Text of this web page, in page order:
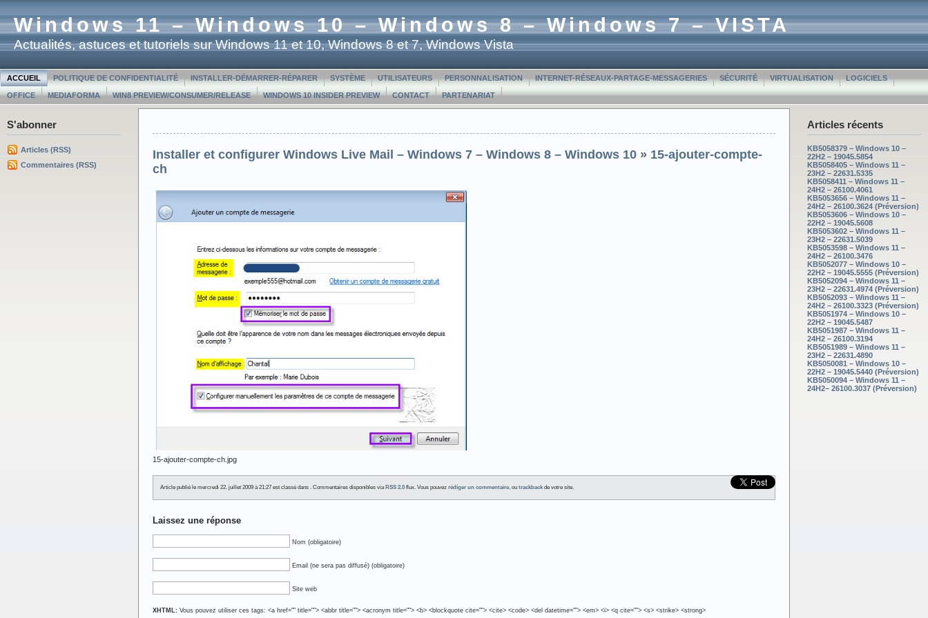
Windows 11 – Windows 10 – Windows 8 – Windows 7 – VISTA
Actualités, astuces et tutoriels sur Windows 11 et 10, Windows 8 et 7, Windows Vista
ACCUEIL POLITIQUE DE CONFIDENTIALITÉ INSTALLER-DÉMARRER-RÉPARER SYSTÈME UTILISATEURS PERSONNALISATION INTERNET-RÉSEAUX-PARTAGE-MESSAGERIES SÉCURITÉ VIRTUALISATION LOGICIELS
OFFICE MEDIAFORMA WIN8 PREVIEW/CONSUMER/RELEASE WINDOWS 10 INSIDER PREVIEW CONTACT PARTENARIAT
S'abonner
Articles (RSS)
Commentaires (RSS)
Articles récents
KB5058379 – Windows 10 –
22H2 – 19045.5854
KB5058405 – Windows 11 –
23H2 – 22631.5335
KB5058411 – Windows 11 –
24H2 – 26100.4061
KB5053656 – Windows 11 –
24H2 – 26100.3624 (Préversion)
KB5053606 – Windows 10 –
22H2 – 19045.5608
KB5053602 – Windows 11 –
23H2 – 22631.5039
KB5053598 – Windows 11 –
24H2 – 26100.3476
KB5052077 – Windows 10 –
22H2 – 19045.5555 (Préversion)
KB5052094 – Windows 11 –
23H2 – 22631.4974 (Préversion)
KB5052093 – Windows 11 –
24H2 – 26100.3323 (Préversion)
KB5051974 – Windows 10 –
22H2 – 19045.5487
KB5051987 – Windows 11 –
24H2 – 26100.3194
KB5051989 – Windows 11 –
23H2 – 22631.4890
KB5050081 – Windows 10 –
22H2 – 19045.5440 (Préversion)
KB5050094 – Windows 11 –
24H2– 26100.3037 (Préversion)
Installer et configurer Windows Live Mail – Windows 7 – Windows 8 – Windows 10 » 15-ajouter-compte-
ch
15-ajouter-compte-ch.jpg
Article publié le mercredi 22. juillet 2009 à 21:27 est classé dans . Commentaires disponibles via RSS 2.0 flux. Vous pouvez rédiger un commentaire , ou trackback de votre site.
Laissez une réponse
Nom (obligatoire)
Email (ne sera pas diffusé) (obligatoire)
Site web
XHTML: Vous pouvez utiliser ces tags: <a href="" title=""> <abbr title=""> <acronym title=""> <b> <blockquote cite=""> <cite> <code> <del datetime=""> <em> <i> <q cite=""> <s> <strike> <strong>